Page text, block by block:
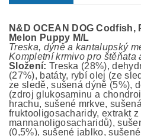
N&D OCEAN DOG
Melon Puppy M/L
Treska, dýně a kantalupský
Kompletní krmivo pro štěňata
Složení: Treska (28%),
(27%), batáty, rybí olej (ze
ze sledě, sušená dýně (5%),
(zdroj glukosaminu a
hrachu, sušené mrkve,
fruktooligosacharidy, extrakt
mannanoligosacharidů),
(0,5%), sušené jablko,